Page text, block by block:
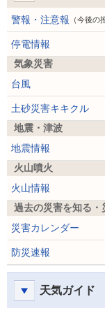
警報・注意報 （今後の
停電情報
気象災害
台風
土砂災害キキクル
地震・津波
地震情報
火山噴火
火山情報
過去の災害を知る・
災害カレンダー
防災速報
天気ガイド